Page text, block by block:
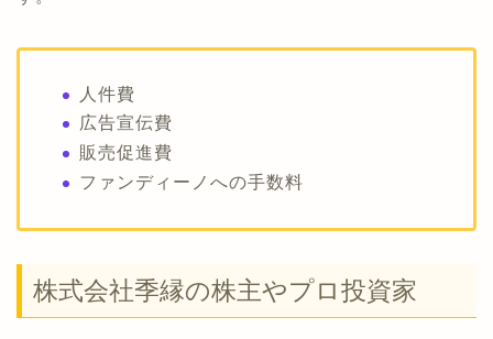
人件費
広告宣伝費
販売促進費
ファンディーノへの手数料
株式会社季縁の株主やプロ投資家